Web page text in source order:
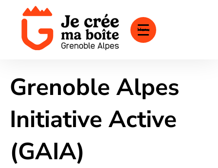
Menu
Grenoble Alpes
Initiative Active
(GAIA)